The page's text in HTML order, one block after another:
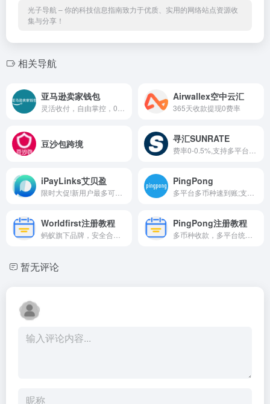
光子导航 – 你的科技信息指南致力于优质、实用的网络站点资源收
集与分享！
相关导航
亚马逊卖家钱包 Airwallex空中云汇
365天收款提现0费率
豆沙包跨境 寻汇SUNRATE
iPayLinks艾贝盈 PingPong
Worldfirst注册教程 PingPong注册教程
暂无评论